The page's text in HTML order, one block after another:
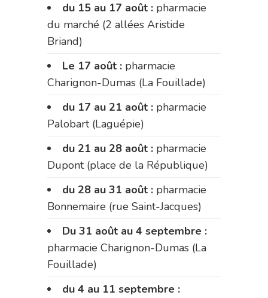
du 15 au 17 août : pharmacie
du marché (2 allées Aristide
Briand)
Le 17 août : pharmacie
Charignon-Dumas (La Fouillade)
du 17 au 21 août : pharmacie
Palobart (Laguépie)
du 21 au 28 août : pharmacie
Dupont (place de la République)
du 28 au 31 août : pharmacie
Bonnemaire (rue Saint-Jacques)
Du 31 août au 4 septembre :
pharmacie Charignon-Dumas (La
Fouillade)
du 4 au 11 septembre :